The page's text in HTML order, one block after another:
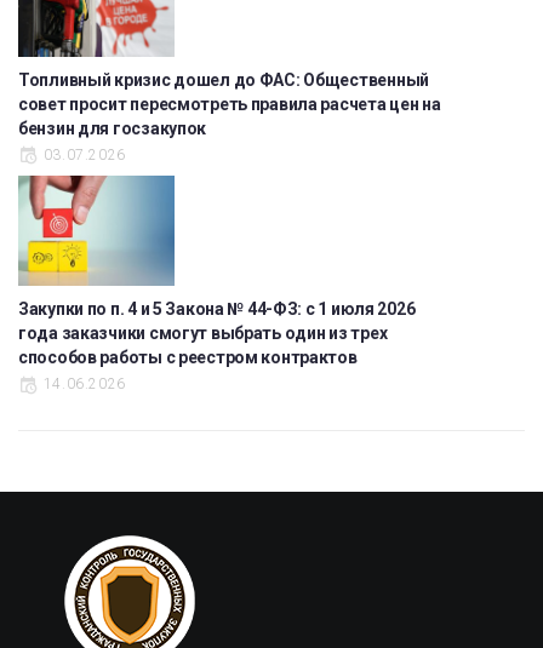
Топливный кризис дошел до ФАС: Общественный
совет просит пересмотреть правила расчета цен на
бензин для госзакупок
03.07.2026
Закупки по п. 4 и 5 Закона № 44-ФЗ: с 1 июля 2026
года заказчики смогут выбрать один из трех
способов работы с реестром контрактов
14.06.2026